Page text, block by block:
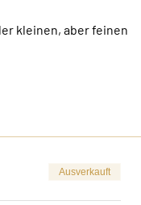
kleinen, aber feinen
Ausverkauft